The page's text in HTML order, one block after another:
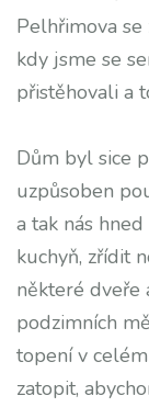
Pelhřimova
kdy jsme se
přistěhovali a
Dům byl sice
uzpůsoben
a tak nás
kuchyň, zřídit
některé dveře
podzimních
topení v
zatopit,